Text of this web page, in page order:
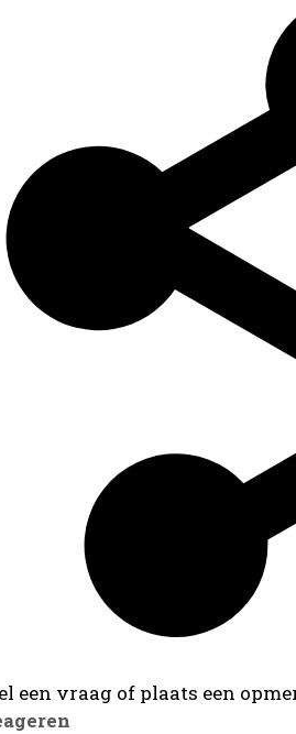
een vraag of plaats een